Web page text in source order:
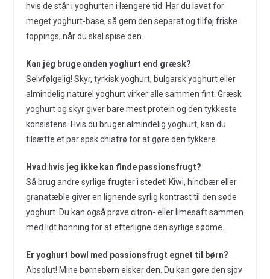
hvis de står i yoghurten i længere tid. Har du lavet for
meget yoghurt-base, så gem den separat og tilføj friske
toppings, når du skal spise den.
Kan jeg bruge anden yoghurt end græsk?
Selvfølgelig! Skyr, tyrkisk yoghurt, bulgarsk yoghurt eller
almindelig naturel yoghurt virker alle sammen fint. Græsk
yoghurt og skyr giver bare mest protein og den tykkeste
konsistens. Hvis du bruger almindelig yoghurt, kan du
tilsætte et par spsk chiafrø for at gøre den tykkere.
Hvad hvis jeg ikke kan finde passionsfrugt?
Så brug andre syrlige frugter i stedet! Kiwi, hindbær eller
granatæble giver en lignende syrlig kontrast til den søde
yoghurt. Du kan også prøve citron- eller limesaft sammen
med lidt honning for at efterligne den syrlige sødme.
Er yoghurt bowl med passionsfrugt egnet til børn?
Absolut! Mine børnebørn elsker den. Du kan gøre den sjov